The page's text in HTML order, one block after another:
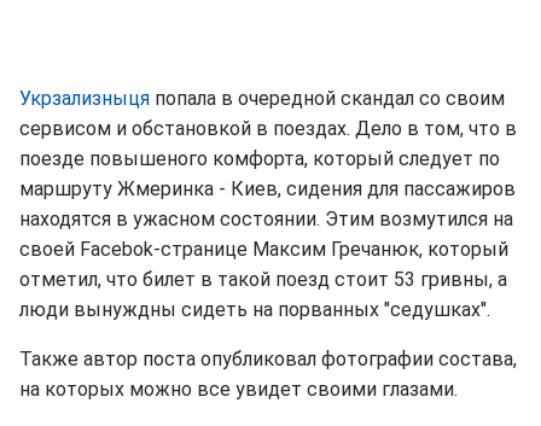
Укрзализныця попала в очередной скандал со своим
сервисом и обстановкой в поездах. Дело в том, что в
поезде повышеного комфорта, который следует по
маршруту Жмеринка - Киев, сидения для пассажиров
находятся в ужасном состоянии. Этим возмутился на
своей Facebok-странице Максим Гречанюк, который
отметил, что билет в такой поезд стоит 53 гривны, а
люди вынуждны сидеть на порванных "седушках".
Также автор поста опубликовал фотографии состава,
на которых можно все увидет своими глазами.